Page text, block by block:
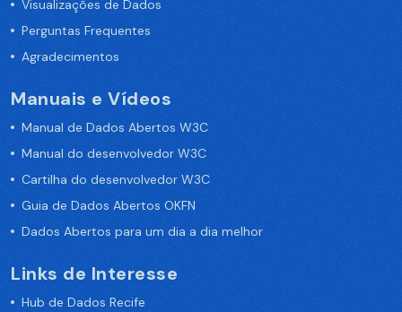
Visualizações de Dados
Perguntas Frequentes
Agradecimentos
Manuais e Vídeos
Manual de Dados Abertos W3C
Manual do desenvolvedor W3C
Cartilha do desenvolvedor W3C
Guia de Dados Abertos OKFN
Dados Abertos para um dia a dia melhor
Links de Interesse
Hub de Dados Recife